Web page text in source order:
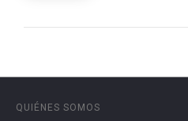
QUIÉNES SOMOS